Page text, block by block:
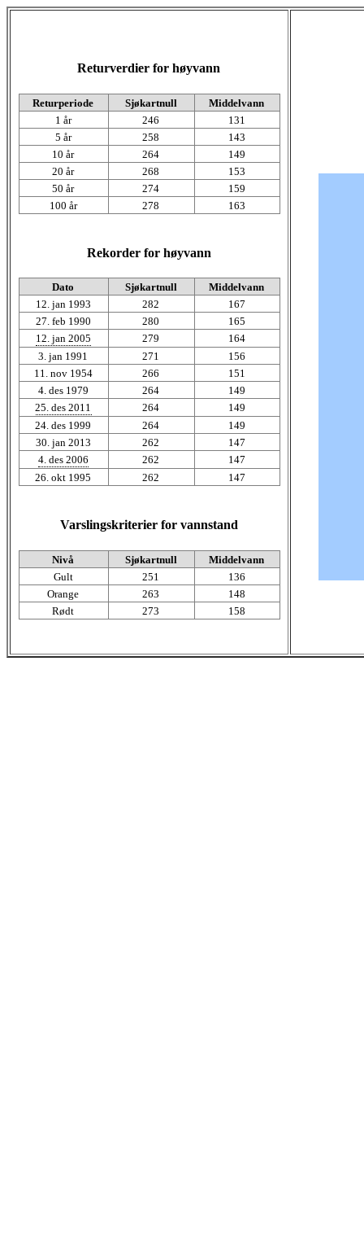
Returverdier for høyvann
Returperiode Sjøkartnull
Middelvann
1 år
246
131
5 år
258
143
10 år
264
149
20 år
268
153
50 år
274
159
100 år
278 163
Rekorder for høyvann
Dato Sjøkartnull
Middelvann
12. jan 1993
282
167
27. feb 1990
280
165
12. jan 2005
279
164
3. jan 1991
271
156
11. nov 1954
266
151
4. des 1979
264
149
25. des 2011
264
149
24. des 1999
264
149
30. jan 2013
262
147
4. des 2006
262
147
26. okt 1995
262 147
Varslingskriterier for vannstand
Nivå Sjøkartnull
Middelvann
Gult
251
136
Orange
263
148
Rødt
273 158